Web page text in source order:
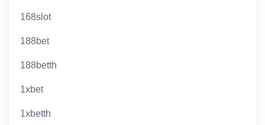
168slot
188bet
188betth
1xbet
1xbetth